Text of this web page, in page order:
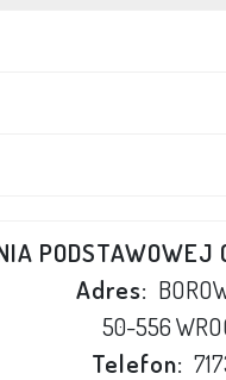
PODSTAWOWEJ
Adres:
50-556
Telefon: